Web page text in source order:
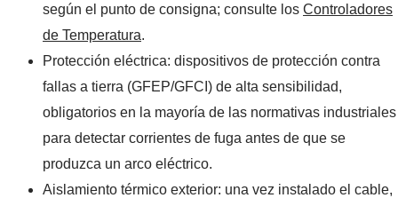
según el punto de consigna; consulte los Controladores
de Temperatura.
Protección eléctrica: dispositivos de protección contra
fallas a tierra (GFEP/GFCI) de alta sensibilidad,
obligatorios en la mayoría de las normativas industriales
para detectar corrientes de fuga antes de que se
produzca un arco eléctrico.
Aislamiento térmico exterior: una vez instalado el cable,